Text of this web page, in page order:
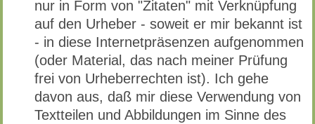
nur in Form von "Zitaten" mit Verknüpfung
auf den Urheber - soweit er mir bekannt ist
- in diese Internetpräsenzen aufgenommen
(oder Material, das nach meiner Prüfung
frei von Urheberrechten ist). Ich gehe
davon aus, daß mir diese Verwendung von
Textteilen und Abbildungen im Sinne des